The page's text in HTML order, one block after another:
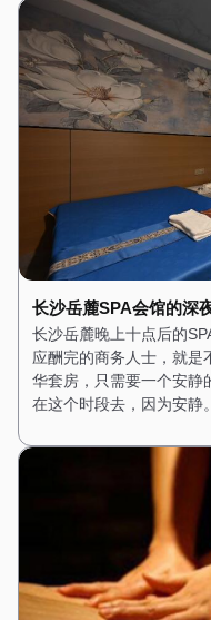
长沙岳麓SPA会馆的深
长沙岳麓晚上十点后的
应酬完的商务人士，就是
华套房，只需要一个安静
在这个时段去，因为安静